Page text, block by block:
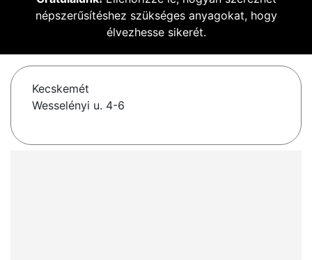
népszerűsítéshez szükséges anyagokat, hogy
élvezhesse sikerét.
Kecskemét
Wesselényi u. 4-6